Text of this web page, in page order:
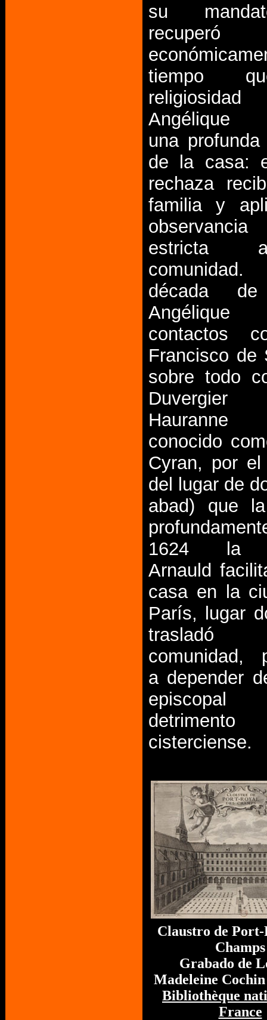
su
recuperó
tiempo
Angélique
una profunda
de la casa:
rechaza
familia y
década
contactos
Francisco de
sobre todo
conocido
Cyran, por el
del lugar de
abad) que
1624 la
Arnauld
casa en la
París, lugar
comunidad,
a depender
cisterciense.
Claustro de Port-
Champs
Grabado de
Madeleine
Bibliothèque
France